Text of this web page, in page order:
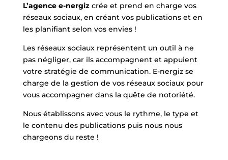
L’agence e-nergizcrée et prend en charge vos
réseaux sociaux, en créant vos publications et en
les planifiant selon vos envies !
Les réseaux sociaux représentent un outil à ne
pas négliger, car ils accompagnent et appuient
votre stratégie de communication. E-nergiz se
charge de la gestion de vos réseaux sociaux pour
vous accompagner dans la quête de notoriété.
Nous établissons avec vous le rythme, le type et
le contenu des publications puis nous nous
chargeons du reste !